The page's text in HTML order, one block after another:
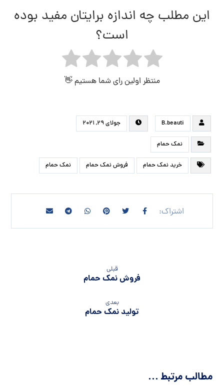
این مطلب چه اندازه برایتان مفید بوده
است؟
منتظر اولین رای شما هستیم 👋
B.beauti جولای ۲۹, ۲۰۲۱
نمک حمام
خرید نمک حمام فروش نمک حمام نمک حمام
قبلی
فروش نمک حمام
بعدی
تولید نمک حمام
مطالب مرتبط ...